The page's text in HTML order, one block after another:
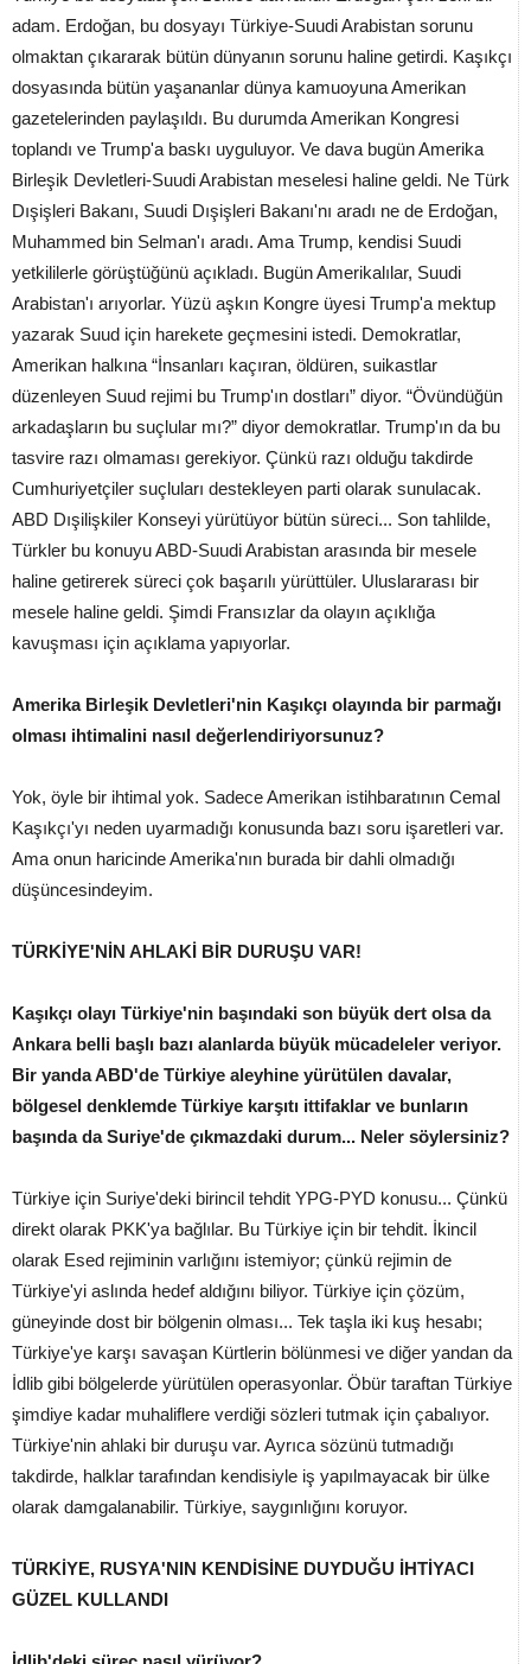
adam. Erdoğan, bu dosyayı Türkiye-Suudi Arabistan sorunu
olmaktan çıkararak bütün dünyanın sorunu haline getirdi. Kaşıkçı
dosyasında bütün yaşananlar dünya kamuoyuna Amerikan
gazetelerinden paylaşıldı. Bu durumda Amerikan Kongresi
toplandı ve Trump'a baskı uyguluyor. Ve dava bugün Amerika
Birleşik Devletleri-Suudi Arabistan meselesi haline geldi. Ne Türk
Dışişleri Bakanı, Suudi Dışişleri Bakanı'nı aradı ne de Erdoğan,
Muhammed bin Selman'ı aradı. Ama Trump, kendisi Suudi
yetkililerle görüştüğünü açıkladı. Bugün Amerikalılar, Suudi
Arabistan'ı arıyorlar. Yüzü aşkın Kongre üyesi Trump'a mektup
yazarak Suud için harekete geçmesini istedi. Demokratlar,
Amerikan halkına “İnsanları kaçıran, öldüren, suikastlar
düzenleyen Suud rejimi bu Trump'ın dostları” diyor. “Övündüğün
arkadaşların bu suçlular mı?” diyor demokratlar. Trump'ın da bu
tasvire razı olmaması gerekiyor. Çünkü razı olduğu takdirde
Cumhuriyetçiler suçluları destekleyen parti olarak sunulacak.
ABD Dışilişkiler Konseyi yürütüyor bütün süreci... Son tahlilde,
Türkler bu konuyu ABD-Suudi Arabistan arasında bir mesele
haline getirerek süreci çok başarılı yürüttüler. Uluslararası bir
mesele haline geldi. Şimdi Fransızlar da olayın açıklığa
kavuşması için açıklama yapıyorlar.
Amerika Birleşik Devletleri'nin Kaşıkçı olayında bir parmağı
olması ihtimalini nasıl değerlendiriyorsunuz?
Yok, öyle bir ihtimal yok. Sadece Amerikan istihbaratının Cemal
Kaşıkçı'yı neden uyarmadığı konusunda bazı soru işaretleri var.
Ama onun haricinde Amerika'nın burada bir dahli olmadığı
düşüncesindeyim.
TÜRKİYE'NİN AHLAKİ BİR DURUŞU VAR!
Kaşıkçı olayı Türkiye'nin başındaki son büyük dert olsa da
Ankara belli başlı bazı alanlarda büyük mücadeleler veriyor.
Bir yanda ABD'de Türkiye aleyhine yürütülen davalar,
bölgesel denklemde Türkiye karşıtı ittifaklar ve bunların
başında da Suriye'de çıkmazdaki durum... Neler söylersiniz?
Türkiye için Suriye'deki birincil tehdit YPG-PYD konusu... Çünkü
direkt olarak PKK'ya bağlılar. Bu Türkiye için bir tehdit. İkincil
olarak Esed rejiminin varlığını istemiyor; çünkü rejimin de
Türkiye'yi aslında hedef aldığını biliyor. Türkiye için çözüm,
güneyinde dost bir bölgenin olması... Tek taşla iki kuş hesabı;
Türkiye'ye karşı savaşan Kürtlerin bölünmesi ve diğer yandan da
İdlib gibi bölgelerde yürütülen operasyonlar. Öbür taraftan Türkiye
şimdiye kadar muhaliflere verdiği sözleri tutmak için çabalıyor.
Türkiye'nin ahlaki bir duruşu var. Ayrıca sözünü tutmadığı
takdirde, halklar tarafından kendisiyle iş yapılmayacak bir ülke
olarak damgalanabilir. Türkiye, saygınlığını koruyor.
TÜRKİYE, RUSYA'NIN KENDİSİNE DUYDUĞU İHTİYACI
GÜZEL KULLANDI